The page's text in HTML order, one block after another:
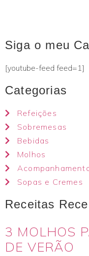
Siga o meu
[youtube-feed feed=1]
Categorias
Refeições
Sobremesas
Bebidas
Molhos
Sopas e Cremes
Receitas
3 MOLHOS
DE VERÃO